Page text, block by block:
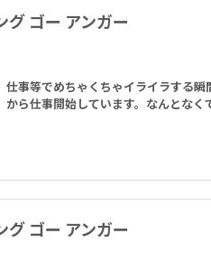
ゴー アンガー
仕事等でめちゃくちゃイライラする
から仕事開始しています。なんとなく
ゴー アンガー